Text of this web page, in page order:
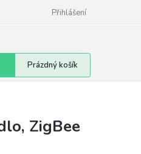
Přihlášení
Nákupní
košík
Prázdný košík
ZigBee